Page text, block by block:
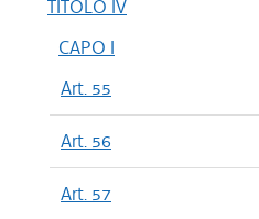
TITOLO IV
CAPO I
Art. 55
Art. 56
Art. 57